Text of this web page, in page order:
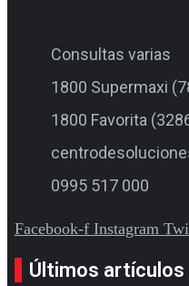
Consultas varias
1800 Supermaxi
1800 Favorita
0995 517 000
Facebook-f Instagram
Últimos artículos